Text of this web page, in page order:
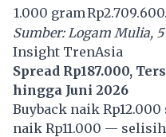
1.000 gram
Sumber: Logam Mulia,
Insight TrenAsia
Spread Rp187.000,
hingga Juni 2026
Buyback naik
naik Rp11.000 —